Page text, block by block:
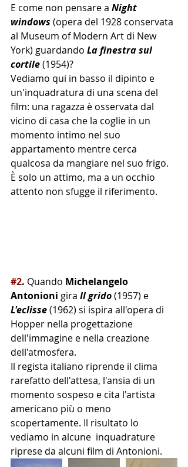
E come non pensare a Night
windows (opera del 1928 conservata
al Museum of Modern Art di New
York) guardando La finestra sul
cortile (1954)?
Vediamo qui in basso il dipinto e
un'inquadratura di una scena del
film: una ragazza è osservata dal
vicino di casa che la coglie in un
momento intimo nel suo
appartamento mentre cerca
qualcosa da mangiare nel suo frigo.
È solo un attimo, ma a un occhio
attento non sfugge il riferimento.
#2. Quando Michelangelo
Antonioni gira Il grido (1957) e
L'eclisse (1962) si ispira all'opera di
Hopper nella progettazione
dell'immagine e nella creazione
dell'atmosfera.
Il regista italiano riprende il clima
rarefatto dell'attesa, l'ansia di un
momento sospeso e cita l'artista
americano più o meno
scopertamente. Il risultato lo
vediamo in alcune  inquadrature
riprese da alcuni film di Antonioni.